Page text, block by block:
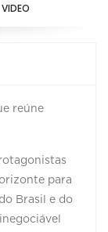
VIDEO
reúne
para
Brasil e do